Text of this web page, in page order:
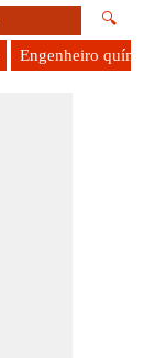
🔍
Engenheiro